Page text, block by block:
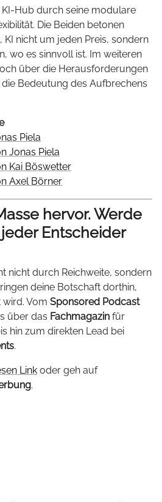
Hub durch seine modulare
Die Beiden betonen
nicht um jeden Preis, sondern
wo es sinnvoll ist. Im weiteren
über die Herausforderungen
Bedeutung des Aufbrechens
Piela
Jonas Piela
Kai Böswetter
Axel Börner
hervor. Werde
Entscheider
nicht durch Reichweite, sondern
deine Botschaft dorthin,
Vom Sponsored Podcast
über das Fachmagazin für
hin zum direkten Lead bei
.
Link oder geh auf
.